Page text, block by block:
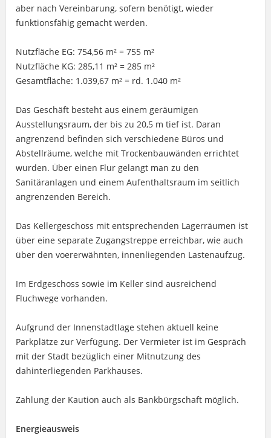
aber nach Vereinbarung, sofern benötigt, wieder
funktionsfähig gemacht werden.
Nutzfläche EG: 754,56 m² = 755 m²
Nutzfläche KG: 285,11 m² = 285 m²
Gesamtfläche: 1.039,67 m² = rd. 1.040 m²
Das Geschäft besteht aus einem geräumigen
Ausstellungsraum, der bis zu 20,5 m tief ist. Daran
angrenzend befinden sich verschiedene Büros und
Abstellräume, welche mit Trockenbauwänden errichtet
wurden. Über einen Flur gelangt man zu den
Sanitäranlagen und einem Aufenthaltsraum im seitlich
angrenzenden Bereich.
Das Kellergeschoss mit entsprechenden Lagerräumen ist
über eine separate Zugangstreppe erreichbar, wie auch
über den voererwähnten, innenliegenden Lastenaufzug.
Im Erdgeschoss sowie im Keller sind ausreichend
Fluchwege vorhanden.
Aufgrund der Innenstadtlage stehen aktuell keine
Parkplätze zur Verfügung. Der Vermieter ist im Gespräch
mit der Stadt bezüglich einer Mitnutzung des
dahinterliegenden Parkhauses.
Zahlung der Kaution auch als Bankbürgschaft möglich.
Energieausweis